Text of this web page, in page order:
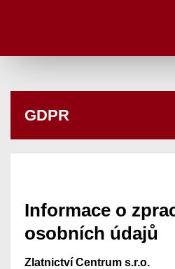
GDPR
Informace o
osobních údajů
Zlatnictví Centrum s.r.o.